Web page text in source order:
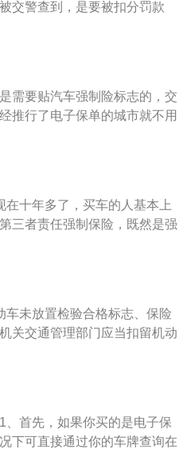
交警查到，是要被扣分罚款
交强险，交强险是必需要购买
标志。车辆上这两种检验标志
要被扣分、罚款的。以前还必
规出来后，就被取消了，只需
需要贴汽车强制险标志的，交
推行了电子保单的城市就不用
法规强制机动车所有人或管理
管理职能，建立机动车交通事
人获得及时有效的经济保障和
负担。交强险还具有一般责任
都应当投保交强险，未投保的
投保上，也体现在强制承保
十年多了，买车的人基本上
三者责任强制保险，既然是强
带着交强险保单，还有交警路
志，交警就能快速的知道车辆
对双方来说，都减少了麻烦；
玻璃右上角，不贴或者贴到别
未放置检验合格标志、保险
关交通管理部门应当扣留机动
相应手续，并可以依照本法
驶室的应随身携带。
首先，如果你买的是电子保
下可直接通过你的车牌查询在
经试点完成，全国推行只是